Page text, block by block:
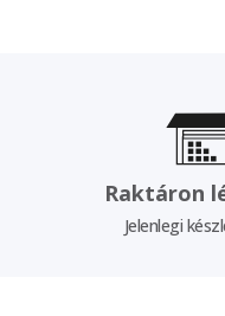
Raktáron
Jelenlegi